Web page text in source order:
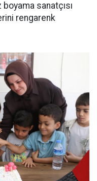
sanatçısı
rengarenk